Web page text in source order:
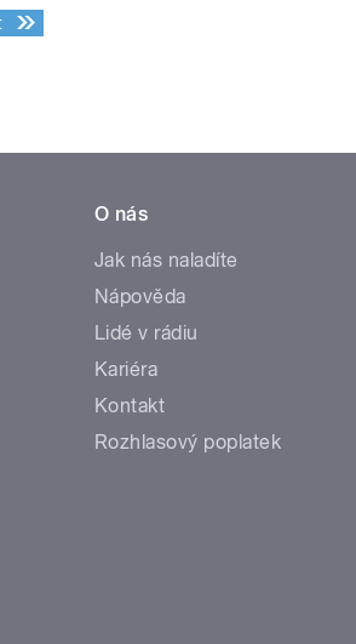
O nás
Jak nás naladíte
Nápověda
Lidé v rádiu
Kariéra
Kontakt
Rozhlasový poplatek